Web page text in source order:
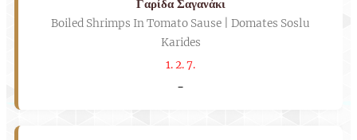
Γαρίδα Σαγανάκι
Boiled Shrimps In Tomato Sause | Domates Soslu
Karides
1. 2. 7.
-